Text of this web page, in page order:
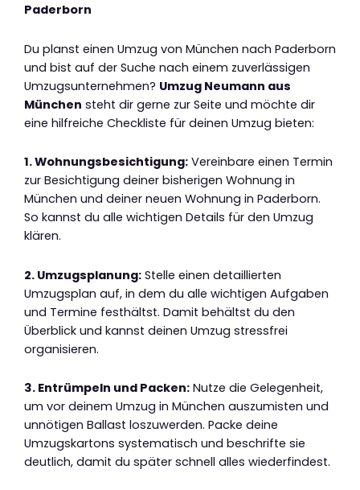
Paderborn
Du planst einen Umzug von München nach Paderborn
und bist auf der Suche nach einem zuverlässigen
Umzugsunternehmen? Umzug Neumann aus
München steht dir gerne zur Seite und möchte dir
eine hilfreiche Checkliste für deinen Umzug bieten:
1. Wohnungsbesichtigung: Vereinbare einen Termin
zur Besichtigung deiner bisherigen Wohnung in
München und deiner neuen Wohnung in Paderborn.
So kannst du alle wichtigen Details für den Umzug
klären.
2. Umzugsplanung: Stelle einen detaillierten
Umzugsplan auf, in dem du alle wichtigen Aufgaben
und Termine festhältst. Damit behältst du den
Überblick und kannst deinen Umzug stressfrei
organisieren.
3. Entrümpeln und Packen: Nutze die Gelegenheit,
um vor deinem Umzug in München auszumisten und
unnötigen Ballast loszuwerden. Packe deine
Umzugskartons systematisch und beschrifte sie
deutlich, damit du später schnell alles wiederfindest.